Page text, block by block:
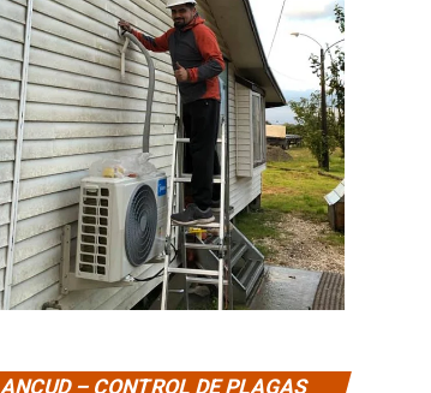
ANCUD – CONTROL DE PLAGAS